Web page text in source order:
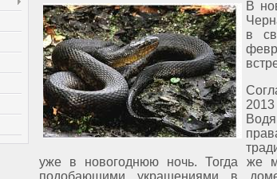
В
в
уже в новогоднюю ночь. Тогда же
подобающими украшениями в